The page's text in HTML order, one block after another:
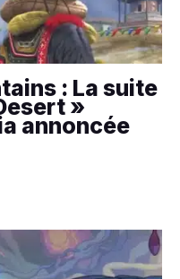
: La suite
»
annoncée